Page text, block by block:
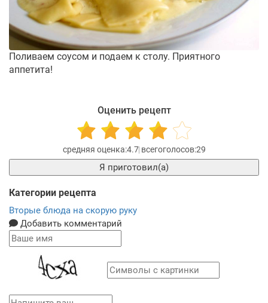
Поливаем соусом и подаем к столу. Приятного
аппетита!
Оценить рецепт
4.7 29
Я приготовил(а)
Категории рецепта
Вторые блюда на скорую руку
Добавить комментарий